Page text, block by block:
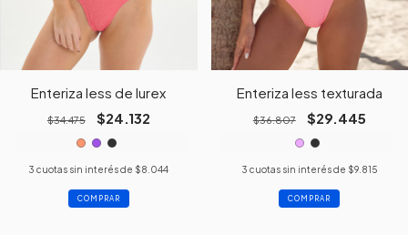
Enteriza less de lurex
$34.475 $24.132
3 cuotas sin interés de $8.044
COMPRAR
Enteriza less texturada
$36.807 $29.445
3 cuotas sin interés de $9.815
COMPRAR